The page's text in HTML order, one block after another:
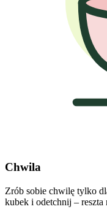
Chwila
Zrób sobie chwilę tylko
kubek i odetchnij – reszta